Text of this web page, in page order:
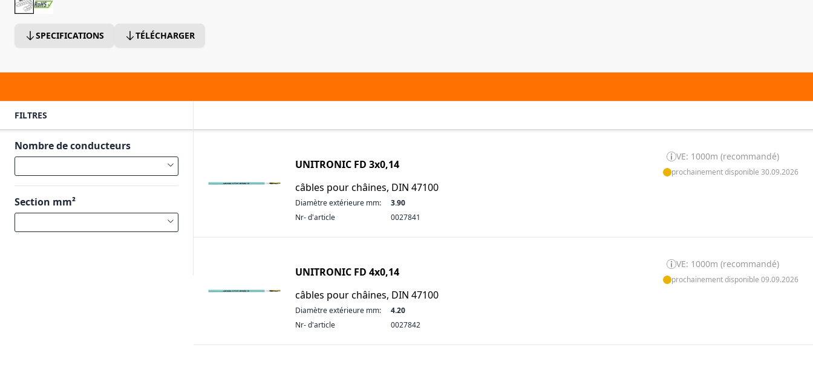
SPECIFICATIONS TÉLÉCHARGER
UNITRONIC FD 3x0,14
câbles pour châines, DIN 47100
Diamètre extérieure mm:
3.90
Nr- d'article
0027841
VE: 1000m (recommandé)
prochainement disponible 30.09.2026
UNITRONIC FD 4x0,14
câbles pour châines, DIN 47100
Diamètre extérieure mm:
4.20
Nr- d'article
0027842
VE: 1000m (recommandé)
prochainement disponible 09.09.2026
FILTRES
Nombre de conducteurs
Section mm²